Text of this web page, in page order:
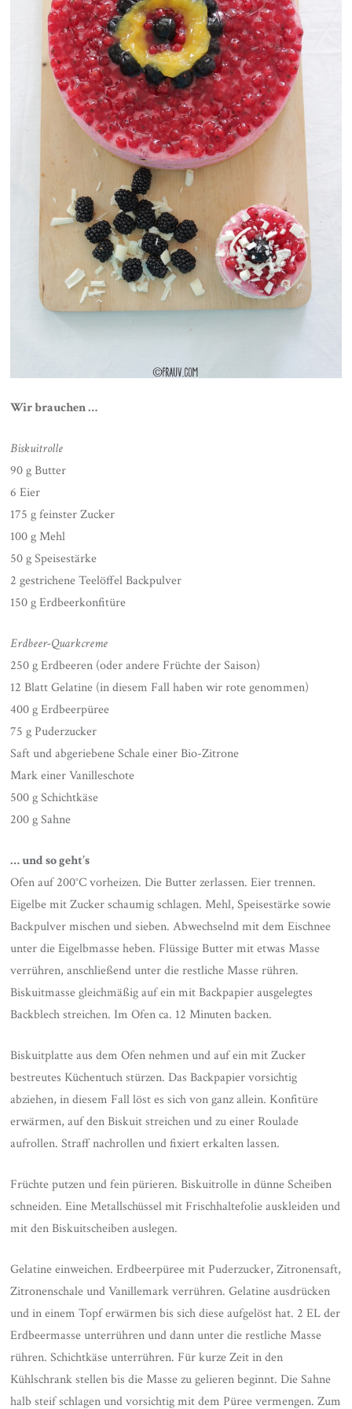
Wir brauchen …
Biskuitrolle
90 g Butter
6 Eier
175 g feinster Zucker
100 g Mehl
50 g Speisestärke
2 gestrichene Teelöffel Backpulver
150 g Erdbeerkonfitüre
Erdbeer-Quarkcreme
250 g Erdbeeren (oder andere Früchte der Saison)
12 Blatt Gelatine (in diesem Fall haben wir rote genommen)
400 g Erdbeerpüree
75 g Puderzucker
Saft und abgeriebene Schale einer Bio-Zitrone
Mark einer Vanilleschote
500 g Schichtkäse
200 g Sahne
… und so geht’s
Ofen auf 200°C vorheizen. Die Butter zerlassen. Eier trennen.
Eigelbe mit Zucker schaumig schlagen. Mehl, Speisestärke sowie
Backpulver mischen und sieben. Abwechselnd mit dem Eischnee
unter die Eigelbmasse heben. Flüssige Butter mit etwas Masse
verrühren, anschließend unter die restliche Masse rühren.
Biskuitmasse gleichmäßig auf ein mit Backpapier ausgelegtes
Backblech streichen. Im Ofen ca. 12 Minuten backen.
Biskuitplatte aus dem Ofen nehmen und auf ein mit Zucker
bestreutes Küchentuch stürzen. Das Backpapier vorsichtig
abziehen, in diesem Fall löst es sich von ganz allein. Konfitüre
erwärmen, auf den Biskuit streichen und zu einer Roulade
aufrollen. Straff nachrollen und fixiert erkalten lassen.
Früchte putzen und fein pürieren. Biskuitrolle in dünne Scheiben
schneiden. Eine Metallschüssel mit Frischhaltefolie auskleiden und
mit den Biskuitscheiben auslegen.
Gelatine einweichen. Erdbeerpüree mit Puderzucker, Zitronensaft,
Zitronenschale und Vanillemark verrühren. Gelatine ausdrücken
und in einem Topf erwärmen bis sich diese aufgelöst hat. 2 EL der
Erdbeermasse unterrühren und dann unter die restliche Masse
rühren. Schichtkäse unterrühren. Für kurze Zeit in den
Kühlschrank stellen bis die Masse zu gelieren beginnt. Die Sahne
halb steif schlagen und vorsichtig mit dem Püree vermengen. Zum